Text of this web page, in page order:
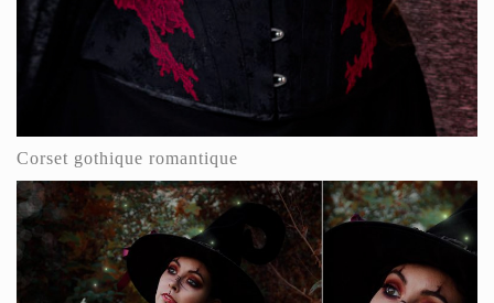
Corset gothique romantique